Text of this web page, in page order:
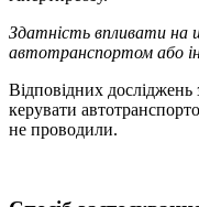
Здатність впливати на
автотранспортом або
Відповідних досліджень
керувати
не проводили.